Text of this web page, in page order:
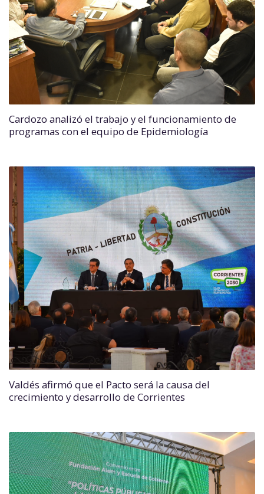
Cardozo analizó el trabajo y el funcionamiento de
programas con el equipo de Epidemiología
Valdés afirmó que el Pacto será la causa del
crecimiento y desarrollo de Corrientes